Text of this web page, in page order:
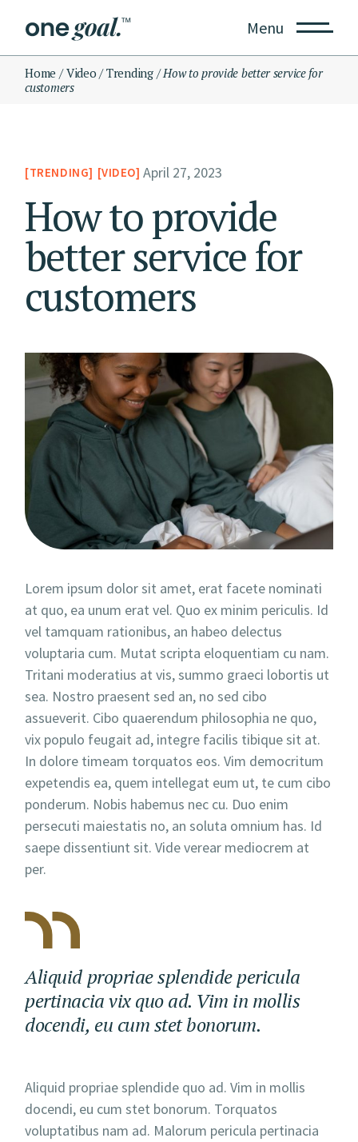
Menu
Home Video Trending
How to provide better service for
customers
TRENDING VIDEO April 27, 2023
How to provide
better service for
customers
Lorem ipsum dolor sit amet, erat facete nominati
at quo, ea unum erat vel. Quo ex minim periculis. Id
vel tamquam rationibus, an habeo delectus
voluptaria cum. Mutat scripta eloquentiam cu nam.
Tritani moderatius at vis, summo graeci lobortis ut
sea. Nostro praesent sed an, no sed cibo
assueverit. Cibo quaerendum philosophia ne quo,
vix populo feugait ad, integre facilis tibique sit at.
In dolore timeam torquatos eos. Vim democritum
expetendis ea, quem intellegat eum ut, te cum cibo
ponderum. Nobis habemus nec cu. Duo enim
persecuti maiestatis no, an soluta omnium has. Id
saepe dissentiunt sit. Vide verear mediocrem at
per.
Aliquid propriae splendide pericula
pertinacia vix quo ad. Vim in mollis
docendi, eu cum stet bonorum.
Aliquid propriae splendide quo ad. Vim in mollis
docendi, eu cum stet bonorum. Torquatos
voluptatibus nam ad. Malorum pericula pertinacia